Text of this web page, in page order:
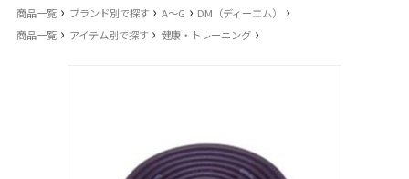
商品一覧 › ブランド別で探す› A～G › DM（ディーエム） ›
商品一覧 › アイテム別で探す› 健康・トレーニング›